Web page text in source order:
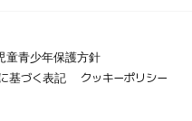
童青少年保護方針
基づく表記
クッキーポリシー